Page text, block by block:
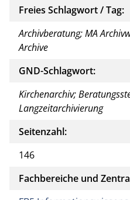
Freies Schlagwort / Tag:
Archivberatung; MA
Archive
GND-Schlagwort:
Kirchenarchiv;
Langzeitarchivierung
Seitenzahl:
146
Fachbereiche und